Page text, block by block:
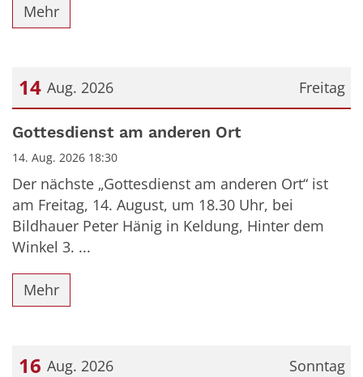
Mehr
Freitag
14 Aug. 2026
Datum: 14. August 2026
Gottesdienst am anderen Ort
14. Aug. 2026 18:30
Der nächste „Gottesdienst am anderen Ort“ ist
am Freitag, 14. August, um 18.30 Uhr, bei
Bildhauer Peter Hänig in Keldung, Hinter dem
Winkel 3. ...
Mehr
Sonntag
16 Aug. 2026